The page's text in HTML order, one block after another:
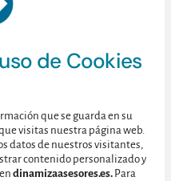
de Cookies
que se guarda en su
visitas nuestra página web.
datos de nuestros visitantes,
contenido personalizado y
dinamizaasesores.es. Para